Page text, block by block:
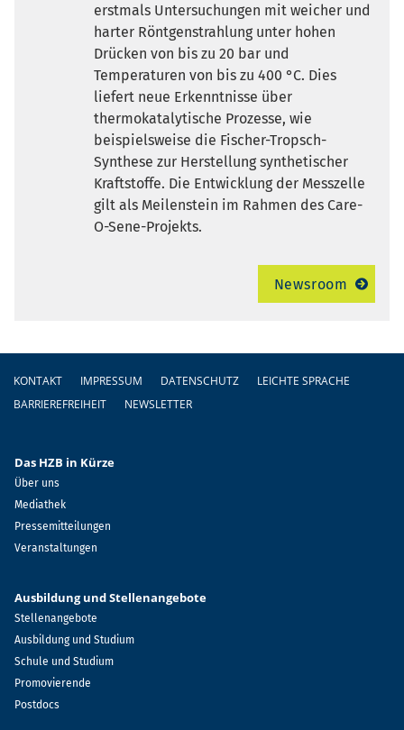
erstmals Untersuchungen mit weicher und
harter Röntgenstrahlung unter hohen
Drücken von bis zu 20 bar und
Temperaturen von bis zu 400 °C. Dies
liefert neue Erkenntnisse über
thermokatalytische Prozesse, wie
beispielsweise die Fischer-Tropsch-
Synthese zur Herstellung synthetischer
Kraftstoffe. Die Entwicklung der Messzelle
gilt als Meilenstein im Rahmen des Care-
O-Sene-Projekts.
Newsroom
Fußzeile
KONTAKT IMPRESSUM DATENSCHUTZ
LEICHTE SPRACHE
BARRIEREFREIHEIT
NEWSLETTER
Das HZB in Kürze
Über uns
Mediathek
Pressemitteilungen
Veranstaltungen
Ausbildung und Stellenangebote
Stellenangebote
Ausbildung und Studium
Schule und Studium
Promovierende
Postdocs